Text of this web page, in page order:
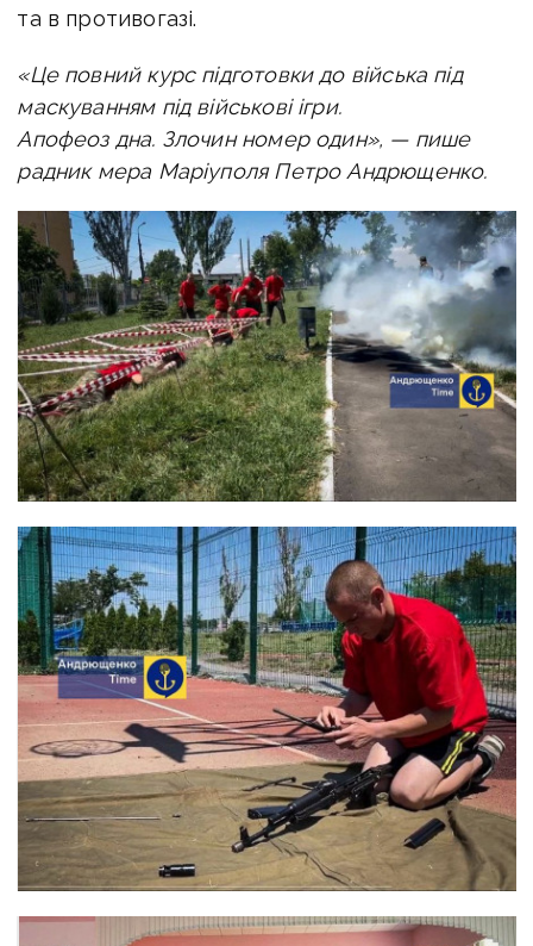
та в противогазі.
«Це повний курс підготовки до війська під
маскуванням під військові ігри.
Апофеоз дна. Злочин номер один», — пише
радник мера Маріуполя Петро Андрющенко.